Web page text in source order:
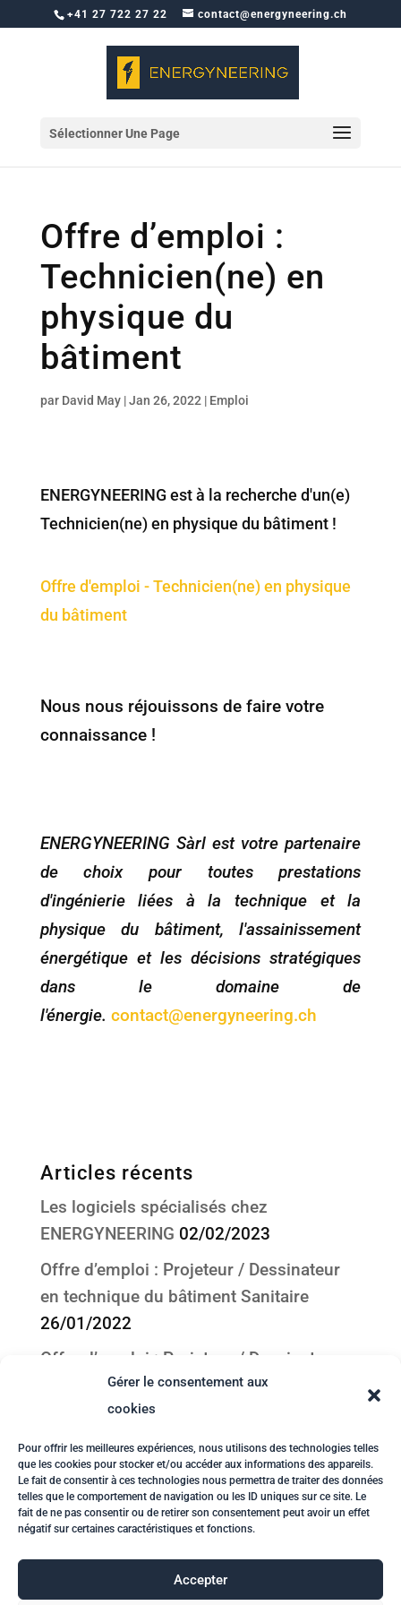
Gérer le consentement aux
cookies
Pour offrir les meilleures expériences, nous utilisons des technologies telles
que les cookies pour stocker et/ou accéder aux informations des appareils.
Le fait de consentir à ces technologies nous permettra de traiter des données
telles que le comportement de navigation ou les ID uniques sur ce site. Le
fait de ne pas consentir ou de retirer son consentement peut avoir un effet
négatif sur certaines caractéristiques et fonctions.
Accepter
+41 27 722 27 22 contact@energyneering.ch
Sélectionner Une Page
Offre d’emploi :
Technicien(ne) en
physique du
bâtiment
par David May|Jan 26, 2022 | Emploi
ENERGYNEERING est à la recherche d'un(e)
Technicien(ne) en physique du bâtiment !
Offre d'emploi - Technicien(ne) en physique
du bâtiment
Nous nous réjouissons de faire votre
connaissance !
ENERGYNEERING Sàrl est votre partenaire
de choix pour toutes prestations
d'ingénierie liées à la technique et la
physique du bâtiment, l'assainissement
énergétique et les décisions stratégiques
dans le domaine de
l'énergie. contact@energyneering.ch
Articles récents
Les logiciels spécialisés chez
ENERGYNEERING 02/02/2023
Offre d’emploi : Projeteur / Dessinateur
en technique du bâtiment Sanitaire
26/01/2022
Offre d’emploi : Projeteur / Dessinateur
en technique du bâtiment CVC
26/01/2022
Offre d’emploi : Technicien(ne) en
physique du bâtiment 26/01/2022
Liens utiles dans le domaine de l’énergie
dans le bâtiment 08/07/2021